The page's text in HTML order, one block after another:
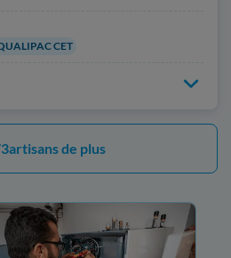
CET
artisans de plus